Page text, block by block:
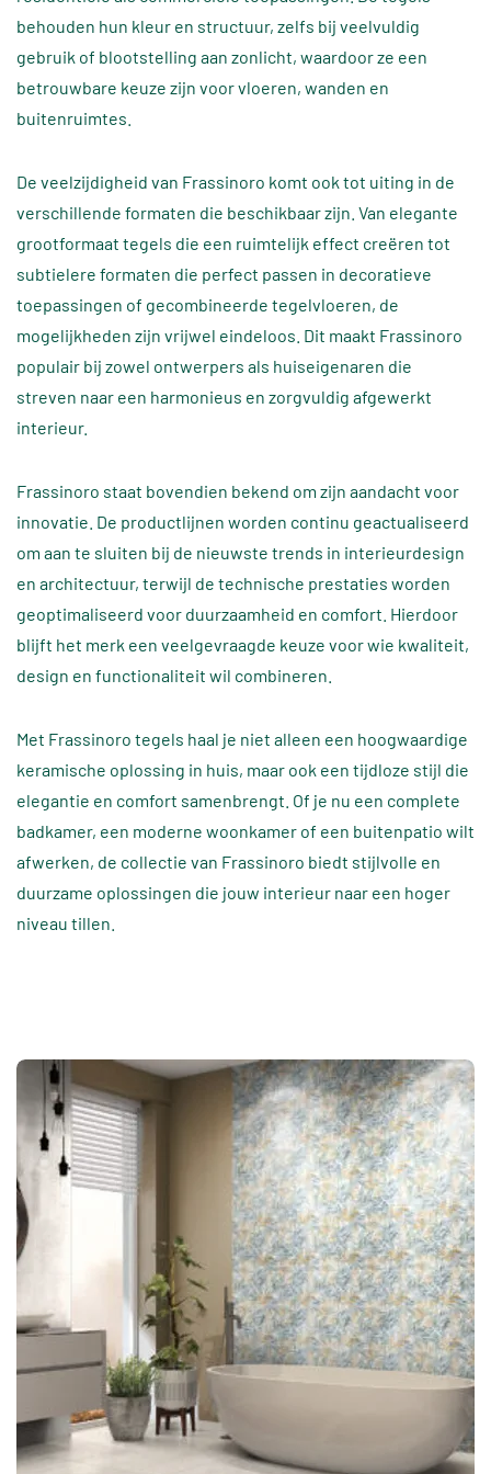
behouden hun kleur en structuur, zelfs bij veelvuldig
gebruik of blootstelling aan zonlicht, waardoor ze een
betrouwbare keuze zijn voor vloeren, wanden en
buitenruimtes.
De veelzijdigheid van Frassinoro komt ook tot uiting in de
verschillende formaten die beschikbaar zijn. Van elegante
grootformaat tegels die een ruimtelijk effect creëren tot
subtielere formaten die perfect passen in decoratieve
toepassingen of gecombineerde tegelvloeren, de
mogelijkheden zijn vrijwel eindeloos. Dit maakt Frassinoro
populair bij zowel ontwerpers als huiseigenaren die
streven naar een harmonieus en zorgvuldig afgewerkt
interieur.
Frassinoro staat bovendien bekend om zijn aandacht voor
innovatie. De productlijnen worden continu geactualiseerd
om aan te sluiten bij de nieuwste trends in interieurdesign
en architectuur, terwijl de technische prestaties worden
geoptimaliseerd voor duurzaamheid en comfort. Hierdoor
blijft het merk een veelgevraagde keuze voor wie kwaliteit,
design en functionaliteit wil combineren.
Met Frassinoro tegels haal je niet alleen een hoogwaardige
keramische oplossing in huis, maar ook een tijdloze stijl die
elegantie en comfort samenbrengt. Of je nu een complete
badkamer, een moderne woonkamer of een buitenpatio wilt
afwerken, de collectie van Frassinoro biedt stijlvolle en
duurzame oplossingen die jouw interieur naar een hoger
niveau tillen.